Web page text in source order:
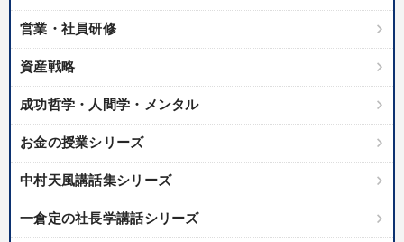
営業・社員研修
資産戦略
成功哲学・人間学・メンタル
お金の授業シリーズ
中村天風講話集シリーズ
一倉定の社長学講話シリーズ